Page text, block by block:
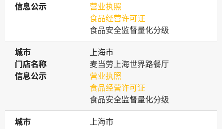
信息公示
信息公示
营业执照
食品经营许可证
食品安全监督量化分级
城市
城市
上海市
门店名称
门店名称
麦当劳上海世界路餐厅
信息公示
信息公示
营业执照
食品经营许可证
食品安全监督量化分级
城市
城市
上海市